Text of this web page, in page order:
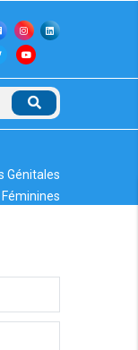
Génitales
Féminines